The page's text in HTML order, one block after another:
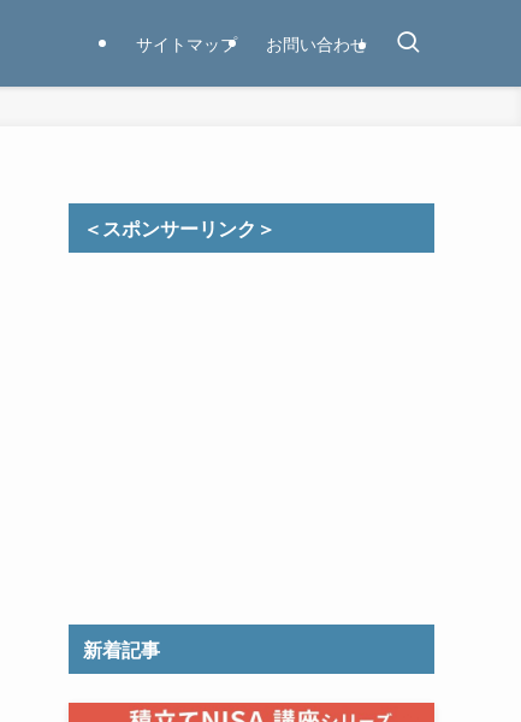
サイトマップ お問い合わせ
＜スポンサーリンク＞
新着記事